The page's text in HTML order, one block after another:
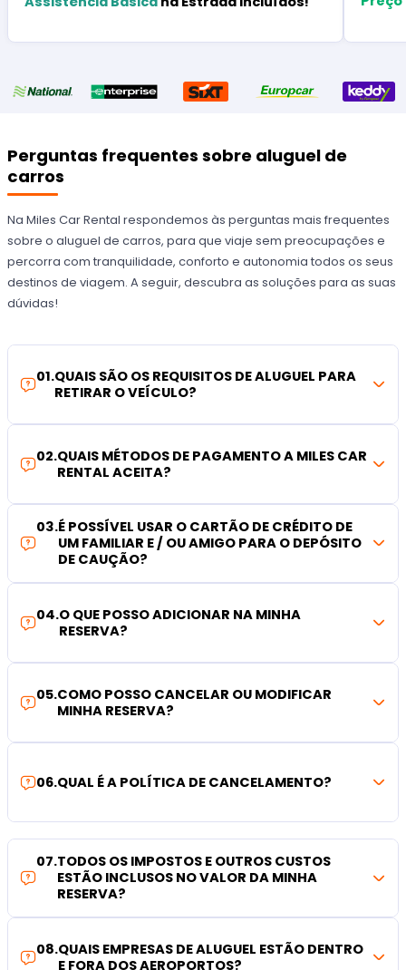
Perguntas frequentes sobre aluguel de
carros
Na Miles Car Rental respondemos às perguntas mais frequentes
sobre o aluguel de carros, para que viaje sem preocupações e
percorra com tranquilidade, conforto e autonomia todos os seus
destinos de viagem. A seguir, descubra as soluções para as suas
dúvidas!
01.QUAIS SÃO OS REQUISITOS DE ALUGUEL PARA
RETIRAR O VEÍCULO?
02.QUAIS MÉTODOS DE PAGAMENTO A MILES CAR
RENTAL ACEITA?
03.É POSSÍVEL USAR O CARTÃO DE CRÉDITO DE
UM FAMILIAR E / OU AMIGO PARA O DEPÓSITO
DE CAUÇÃO?
04.O QUE POSSO ADICIONAR NA MINHA
RESERVA?
05.COMO POSSO CANCELAR OU MODIFICAR
MINHA RESERVA?
06.QUAL É A POLÍTICA DE CANCELAMENTO?
07.TODOS OS IMPOSTOS E OUTROS CUSTOS
ESTÃO INCLUSOS NO VALOR DA MINHA
RESERVA?
08.QUAIS EMPRESAS DE ALUGUEL ESTÃO DENTRO
E FORA DOS AEROPORTOS?